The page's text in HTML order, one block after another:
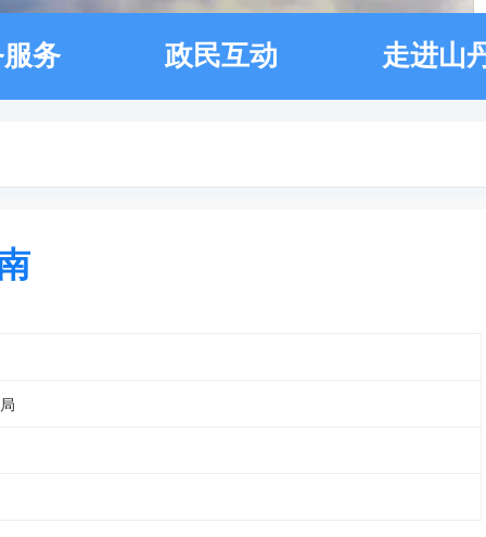
务 政民互动 走进山